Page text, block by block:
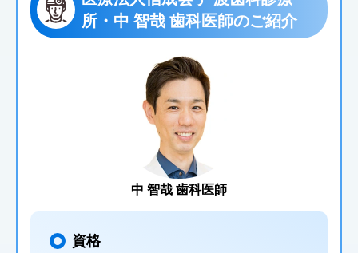
所・中 智哉 歯科医師のご紹介
中 智哉 歯科医師
資格